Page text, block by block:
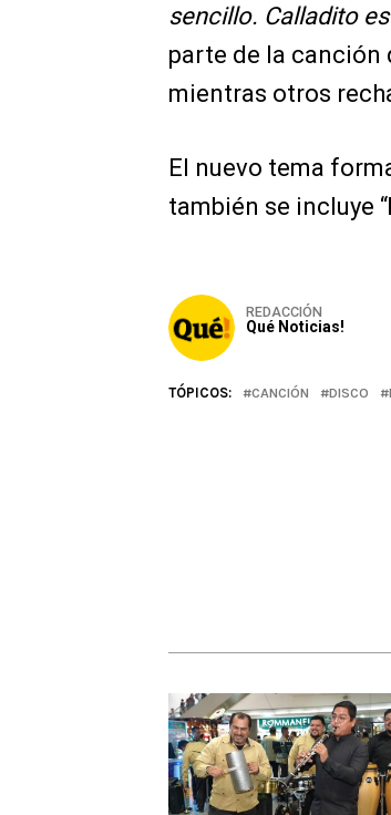
sencillo. Calladito
parte de la canción
mientras otros
El nuevo tema
también se incluye “
REDACCIÓN
Qué Noticias!
TÓPICOS: CANCIÓN DISCO